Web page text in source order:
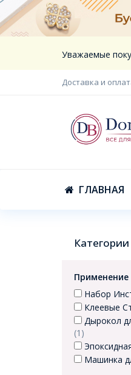
Уважаемые
Доставка и
ГЛАВНАЯ
Категории
Применение
Набор
Клеевые
Дырокол
(1)
Машинка